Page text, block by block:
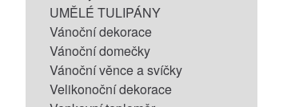
UMĚLÉ TULIPÁNY
Vánoční dekorace
Vánoční domečky
Vánoční věnce a svíčky
Velikonoční dekorace